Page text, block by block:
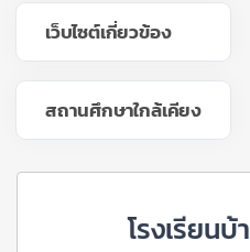
เว็บไซต์เกี่ยวข้อง
สถานศึกษาใกล้เคียง
โรงเรียนบ้